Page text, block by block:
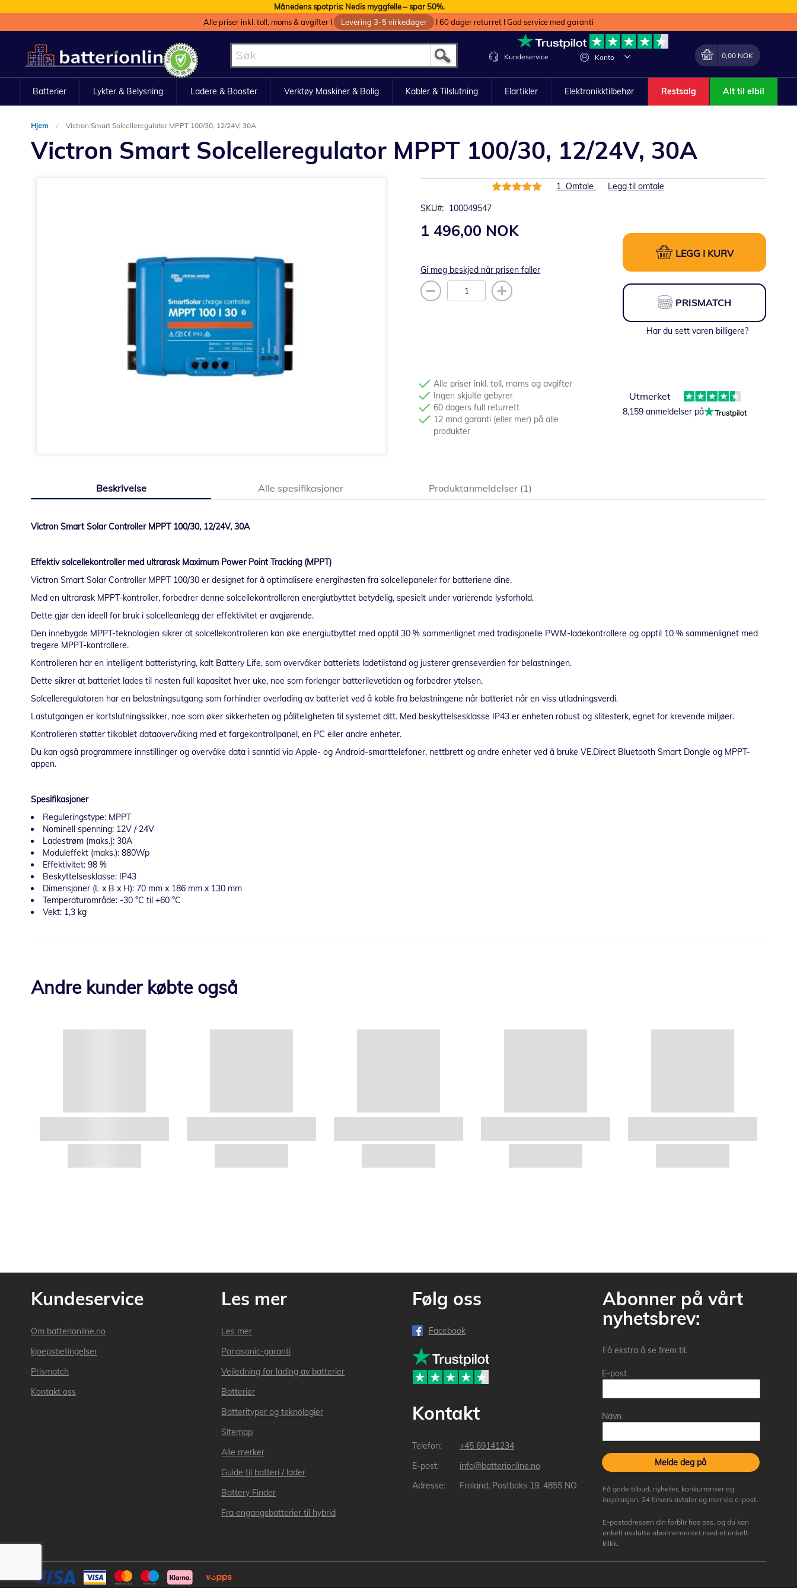
Månedens spotpris: Nedis myggfelle – spar 50%.
Alle priser inkl. toll, moms & avgifter I
Levering 3-5 virkedager I 60 dager returret I God service med garanti
til
innhold
Konto Endring
Min handlekurv
0,00 NOK
Kundeservice
Batterier Lykter & Belysning Ladere & Booster Verktøy Maskiner & Bolig Kabler & Tilslutning Elartikler Elektronikktilbehør Restsalg Alt til elbil
Hjem Victron Smart Solcelleregulator MPPT 100/30, 12/24V, 30A
Victron Smart Solcelleregulator MPPT 100/30, 12/24V, 30A
SKU 100049547
Rating:
1Omtale Legg til omtale
1 496,00 NOK
Gi meg beskjed når prisen faller
LEGG I KURV
PRISMATCH
Har du sett varen billigere?
Alle priser inkl. toll, moms og avgifter
Ingen skjulte gebyrer
60 dagers full returrett
12 mnd garanti (eller mer) på alle
produkter
Utmerket
8,159 anmeldelser på
av
Beskrivelse
Victron Smart Solar Controller MPPT 100/30, 12/24V, 30A
Effektiv solcellekontroller med ultrarask Maximum Power Point Tracking (MPPT)
Victron Smart Solar Controller MPPT 100/30 er designet for å optimalisere energihøsten fra solcellepaneler for batteriene dine.
Med en ultrarask MPPT-kontroller, forbedrer denne solcellekontrolleren energiutbyttet betydelig, spesielt under varierende lysforhold.
Dette gjør den ideell for bruk i solcelleanlegg der effektivitet er avgjørende.
Den innebygde MPPT-teknologien sikrer at solcellekontrolleren kan øke energiutbyttet med opptil 30 % sammenlignet med tradisjonelle PWM-ladekontrollere og opptil 10 % sammenlignet med
tregere MPPT-kontrollere.
Kontrolleren har en intelligent batteristyring, kalt Battery Life, som overvåker batteriets ladetilstand og justerer grenseverdien for belastningen.
Dette sikrer at batteriet lades til nesten full kapasitet hver uke, noe som forlenger batterilevetiden og forbedrer ytelsen.
Solcelleregulatoren har en belastningsutgang som forhindrer overlading av batteriet ved å koble fra belastningene når batteriet når en viss utladningsverdi.
Lastutgangen er kortslutningssikker, noe som øker sikkerheten og påliteligheten til systemet ditt. Med beskyttelsesklasse IP43 er enheten robust og slitesterk, egnet for krevende miljøer.
Kontrolleren støtter tilkoblet dataovervåking med et fargekontrollpanel, en PC eller andre enheter.
Du kan også programmere innstillinger og overvåke data i sanntid via Apple- og Android-smarttelefoner, nettbrett og andre enheter ved å bruke VE.Direct Bluetooth Smart Dongle og MPPT-
appen.
Spesifikasjoner
Reguleringstype: MPPT
Nominell spenning: 12V / 24V
Ladestrøm (maks.): 30A
Moduleffekt (maks.): 880Wp
Effektivitet: 98 %
Beskyttelsesklasse: IP43
Dimensjoner (L x B x H): 70 mm x 186 mm x 130 mm
Temperaturområde: -30 °C til +60 °C
Vekt: 1,3 kg
Alle spesifikasjoner Produktanmeldelser 1
Andre kunder købte også
Kundeservice
Om batterionline.no
kjoepsbetingelser
Prismatch
Kontakt oss
Les mer
Les mer
Panasonic-garanti
Veiledning for lading av batterier
Batterier
Batterityper og teknologier
Sitemap
Alle merker
Guide til batteri / lader
Battery Finder
Fra engangsbatterier til hybrid
Følg oss
Facebook
Kontakt
+45 69141234
info@batterionline.no
Froland, Postboks 19, 4855 NO
Abonner på vårt
nyhetsbrev:
Få ekstra å se frem til.
E-post
Navn
Melde deg på
Få gode tilbud, nyheter, konkurranser og
inspirasjon, 24 timers avtaler og mer via e-post.
E-postadressen din forblir hos oss, og du kan
enkelt avslutte abonnementet med et enkelt
klikk.